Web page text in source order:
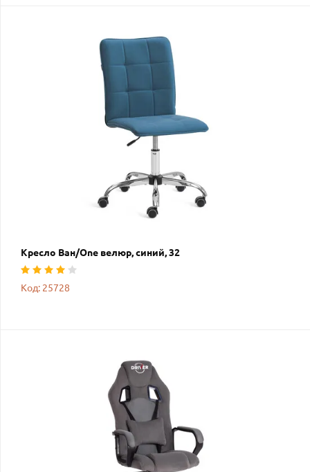
Кресло Ван/One велюр, синий, 32
Код: 25728